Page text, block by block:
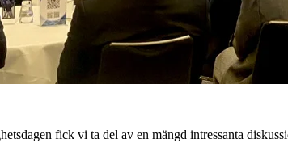
fick vi ta del av en mängd intressanta